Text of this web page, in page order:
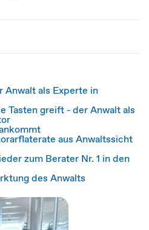
Anwalt als Experte in
Tasten greift - der Anwalt als
aus Anwaltssicht
zum Berater Nr. 1 in den
des Anwalts